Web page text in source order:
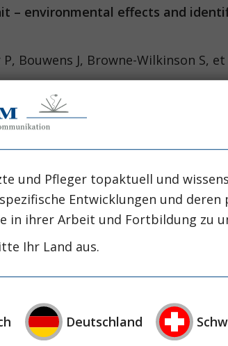
– environmental effects and
Bouwens J, Browne-Wilkinson S, et
Problem
Kohlendioxid und Methan) zur
und Pfleger topaktuell und
Entwicklungen und
in ihrer Arbeit und Fortbildung zu
Ihr Land aus.
Deutschland